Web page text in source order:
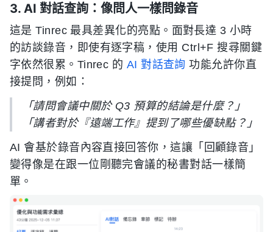
3. AI 對話查詢：像問人一樣問錄音
這是 Tinrec 最具差異化的亮點。面對長達 3 小時
的訪談錄音，即使有逐字稿，使用 Ctrl+F 搜尋關鍵
字依然很累。Tinrec 的 AI 對話查詢 功能允許你直
接提問，例如：
「請問會議中關於 Q3 預算的結論是什麼？」
「講者對於『遠端工作』提到了哪些優缺點？」
AI 會基於錄音內容直接回答你，這讓「回顧錄音」
變得像是在跟一位剛聽完會議的秘書對話一樣簡
單。